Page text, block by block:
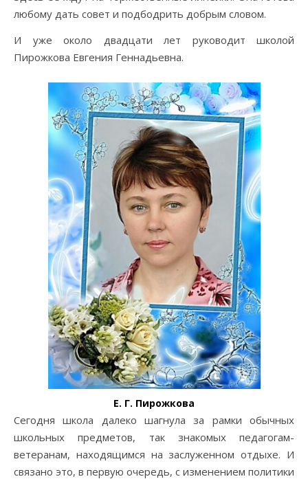
любому дать совет и подбодрить добрым словом.
И уже около двадцати лет руководит школой
Пирожкова Евгения Геннадьевна.
Е. Г. Пирожкова
Сегодня школа далеко шагнула за рамки обычных
школьных предметов, так знакомых педагогам-
ветеранам, находящимся на заслуженном отдыхе. И
связано это, в первую очередь, с изменением политики